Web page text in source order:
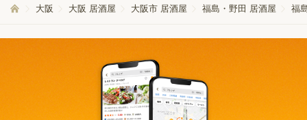
大阪 大阪 居酒屋 大阪市 居酒屋 福島・野田 居酒屋 福